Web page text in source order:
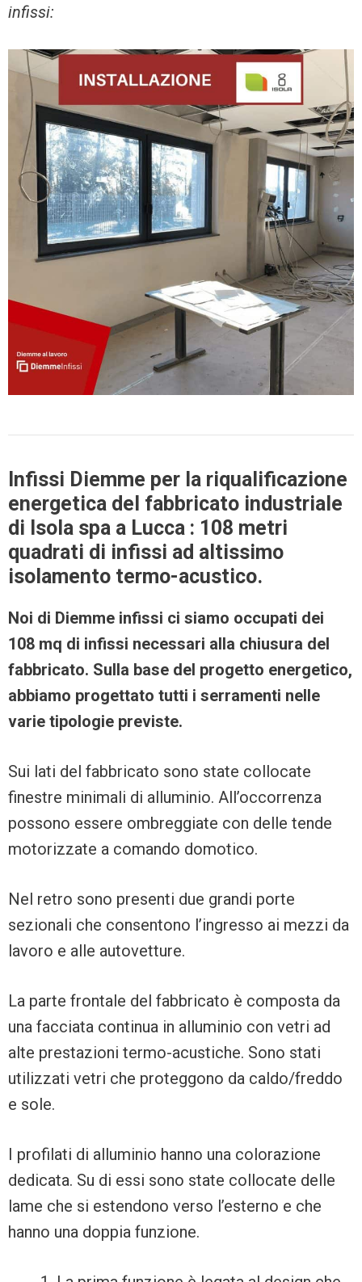
infissi:
Infissi Diemme per la riqualificazione
energetica del fabbricato industriale
di Isola spa a Lucca : 108 metri
quadrati di infissi ad altissimo
isolamento termo-acustico.
Noi di Diemme infissi ci siamo occupati dei
108 mq di infissi necessari alla chiusura del
fabbricato. Sulla base del progetto energetico,
abbiamo progettato tutti i serramenti nelle
varie tipologie previste.
Sui lati del fabbricato sono state collocate
finestre minimali di alluminio. All’occorrenza
possono essere ombreggiate con delle tende
motorizzate a comando domotico.
Nel retro sono presenti due grandi porte
sezionali che consentono l’ingresso ai mezzi da
lavoro e alle autovetture.
La parte frontale del fabbricato è composta da
una facciata continua in alluminio con vetri ad
alte prestazioni termo-acustiche. Sono stati
utilizzati vetri che proteggono da caldo/freddo
e sole.
I profilati di alluminio hanno una colorazione
dedicata. Su di essi sono state collocate delle
lame che si estendono verso l’esterno e che
hanno una doppia funzione.